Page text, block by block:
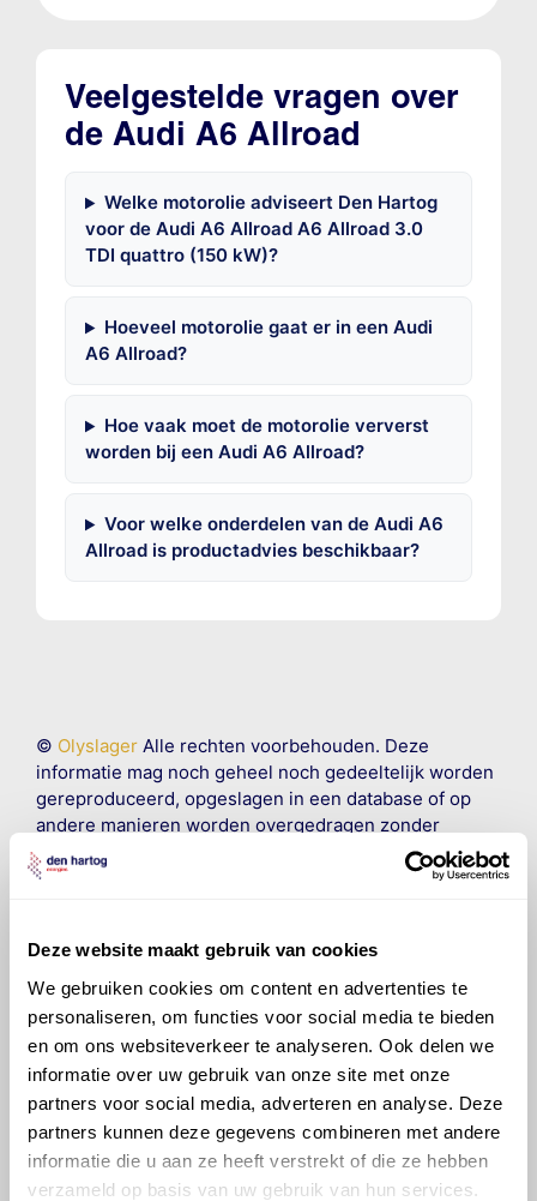
Deze website maakt gebruik van cookies
We gebruiken cookies om content en advertenties te
personaliseren, om functies voor social media te bieden
en om ons websiteverkeer te analyseren. Ook delen we
informatie over uw gebruik van onze site met onze
partners voor social media, adverteren en analyse. Deze
partners kunnen deze gegevens combineren met andere
informatie die u aan ze heeft verstrekt of die ze hebben
verzameld op basis van uw gebruik van hun services.
Veelgestelde vragen over
de Audi A6 Allroad
Welke motorolie adviseert Den Hartog
voor de Audi A6 Allroad A6 Allroad 3.0
TDI quattro (150 kW)?
Hoeveel motorolie gaat er in een Audi
A6 Allroad?
Hoe vaak moet de motorolie ververst
worden bij een Audi A6 Allroad?
Voor welke onderdelen van de Audi A6
Allroad is productadvies beschikbaar?
© OlyslagerAlle rechten voorbehouden. Deze
informatie mag noch geheel noch gedeeltelijk worden
gereproduceerd, opgeslagen in een database of op
andere manieren worden overgedragen zonder
voorafgaande schriftelijke toestemming van Olyslager
Organisation B.V. Hoewel alles in het werk is gesteld
aansprakelijkheid aanvaard, anders dan waartoe een
wettelijke verplichting bestaat, voor schade of verlies
veroorzaakt door fouten of omissies in de verstrekte
informatie. Door deze olieaanbevelingsinformatie te
raadplegen en te gebruiken erkent de gebruiker dat
hij/zij de ervaring, de kennis en het vermogen heeft
om de vereiste onderhoudswerkzaamheden op een
veilige en verantwoorde manier uit te voeren. Hij/zij
vrijwaart en indemniseert de uitgever enDen Hartog
Energiesvoor enig verlies, letsel, claim en schade